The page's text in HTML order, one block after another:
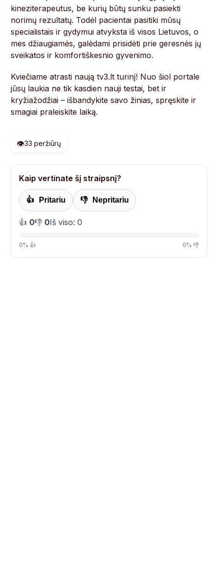
kineziterapeutus, be kurių būtų sunku pasiekti
norimų rezultatų. Todėl pacientai pasitiki mūsų
specialistais ir gydymui atvyksta iš visos Lietuvos, o
mes džiaugiamės, galėdami prisidėti prie geresnės jų
sveikatos ir komfortiškesnio gyvenimo.
Kviečiame atrasti naują tv3.lt turinį! Nuo šiol portale
jūsų laukia ne tik kasdien nauji testai, bet ir
kryžiažodžiai – išbandykite savo žinias, spręskite ir
smagiai praleiskite laiką.
👁️33 peržiūrų
Kaip vertinate šį straipsnį?
👍 Pritariu 👎 Nepritariu
👍 0👎 0Iš viso: 0
0% 👍 0% 👎